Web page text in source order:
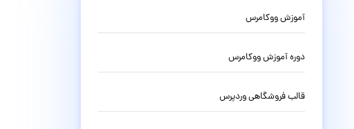
آموزش ووکامرس
دوره آموزش ووکامرس
قالب فروشگاهی وردپرس